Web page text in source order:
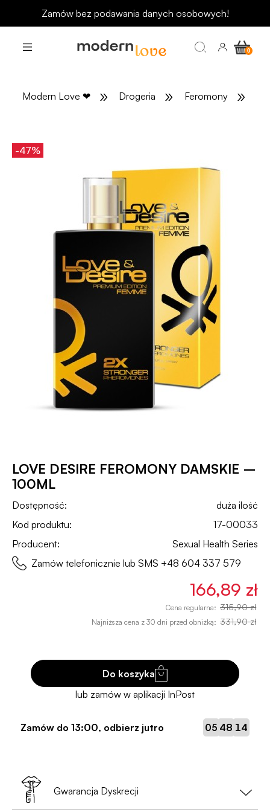
Zamów bez podawania danych osobowych!
Modern Love ❤ » Drogeria » Feromony »
-47%
LOVE DESIRE FEROMONY DAMSKIE –
100ML
Dostępność:
duża ilość
Kod produktu:
17-00033
Producent:
Sexual Health Series
Zamów telefonicznie lub SMS +48 604 337 579
166,89 zł
Cena regularna: 315,90 zł
Najniższa cena z 30 dni przed obniżką: 331,90 zł
Do koszyka
Zamów do 13:00, odbierz jutro 05 :48 13
Gwarancja Dyskrecji